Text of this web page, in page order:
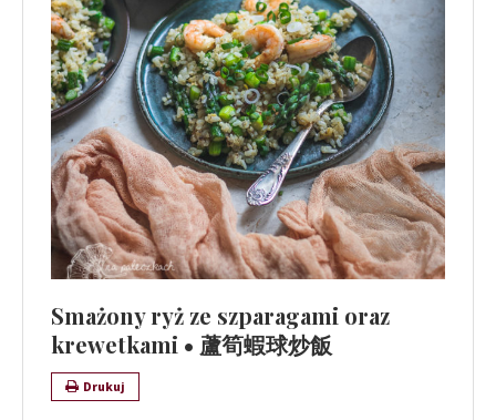
Smażony ryż ze szparagami oraz
krewetkami • 蘆筍蝦球炒飯
Drukuj